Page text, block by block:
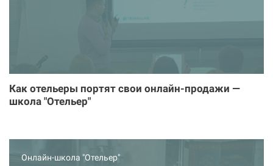
Как отельеры портят свои онлайн-продажи —
школа "Отельер"
Онлайн-школа "Отельер"